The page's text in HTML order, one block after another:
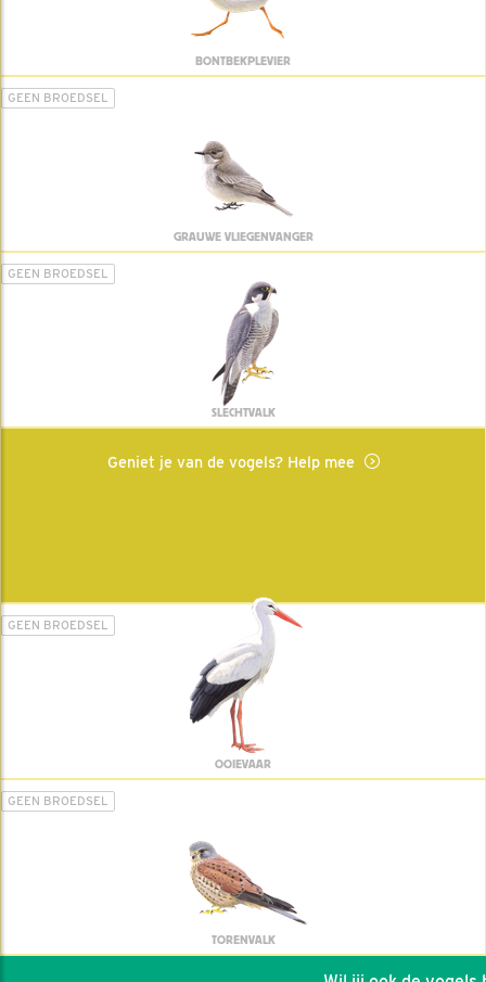
BONTBEKPLEVIER
GEEN BROEDSEL
GRAUWE VLIEGENVANGER
GEEN BROEDSEL
SLECHTVALK
Geniet je van de vogels? Help mee
GEEN BROEDSEL
OOIEVAAR
GEEN BROEDSEL
TORENVALK